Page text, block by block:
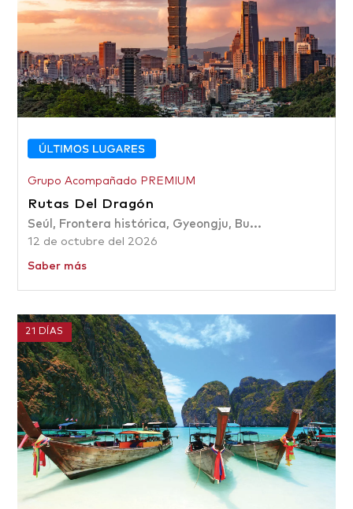
Grupo Acompañado PREMIUM
Rutas Del Dragón
Seúl, Frontera histórica, Gyeongju, Bu...
12 de octubre del 2026
Saber más
21 DÍAS